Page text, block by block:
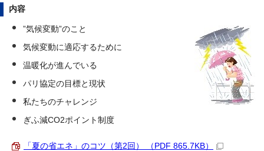
内容
”気候変動”のこと
気候変動に適応するために
温暖化が進んでいる
パリ協定の目標と現状
私たちのチャレンジ
ぎふ減CO2ポイント制度
「夏の省エネ」のコツ（第2回） （PDF 865.7KB）